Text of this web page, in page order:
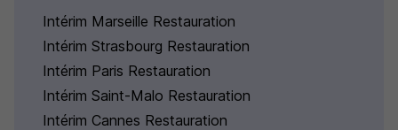
Intérim Marseille Restauration
Intérim Strasbourg Restauration
Intérim Paris Restauration
Intérim Saint-Malo Restauration
Intérim Cannes Restauration